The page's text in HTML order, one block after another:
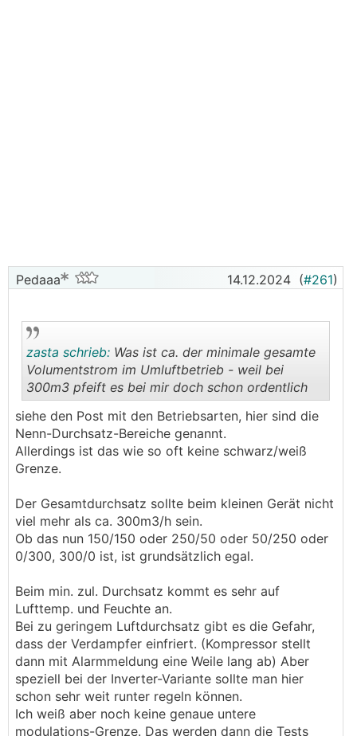
Bereiche in Österreich betroffen, wo es doch wärmer
und feuchter im Sommer ist.
Und kann denn das Problem nun gelöst werden?
Ja, wenn das so einfach wäre...
Darüber rätseln und philosophieren jeden Sommer
erneut unzählige Leute in verschiedenen
Haustechnik-Foren
Die "einfachste" Lösung ist es, trotz Flächenkühlung
noch eine Multisplit-Klimaanlage zu verbauen.
Verständlicherweise, missfällt das einigen
Deckenkühlung, erst wieder Klima-Innengeräte zu
verbauen.
Auch sind Luftzug, Geräusch und Optik der Geräte
nicht immer so gern gesehen.
Alternativ kann die Lüftungsanlage zur
Entfeuchtung genutzt werden.
Aber wie?
Dazu gab es schon unzählige DIY-Lösungsideen:
z.B.
https://www.energiesparhaus.at/forum-entfeuchtung
-mittels-kwl-im-sommer/64298_2#612184
Pedaaa 14.12.2024 (#261)
..
zasta schrieb: Was ist ca. der minimale gesamte
Volumentstrom im Umluftbetrieb - weil bei
300m3 pfeift es bei mir doch schon ordentlich
siehe den Post mit den Betriebsarten, hier sind die
Nenn-Durchsatz-Bereiche genannt.
Allerdings ist das wie so oft keine schwarz/weiß
Grenze.
Der Gesamtdurchsatz sollte beim kleinen Gerät nicht
viel mehr als ca. 300m3/h sein.
Ob das nun 150/150 oder 250/50 oder 50/250 oder
0/300, 300/0 ist, ist grundsätzlich egal.
Beim min. zul. Durchsatz kommt es sehr auf
Lufttemp. und Feuchte an.
Bei zu geringem Luftdurchsatz gibt es die Gefahr,
dass der Verdampfer einfriert. (Kompressor stellt
dann mit Alarmmeldung eine Weile lang ab) Aber
speziell bei der Inverter-Variante sollte man hier
schon sehr weit runter regeln können.
Ich weiß aber noch keine genaue untere
modulations-Grenze. Das werden dann die Tests